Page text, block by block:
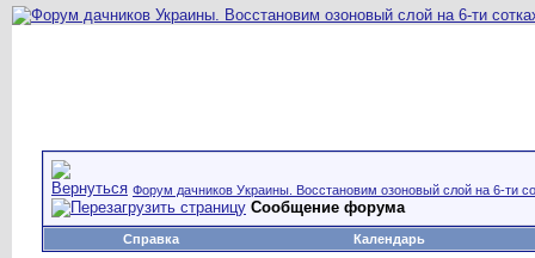
Форум дачников Украины. Восстановим озоновый слой на 6-ти
Сообщение форума
Справка Календарь